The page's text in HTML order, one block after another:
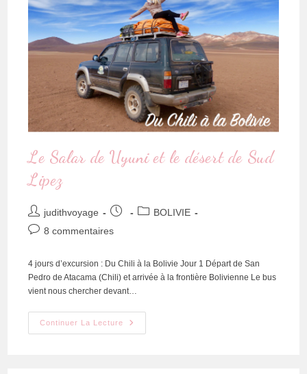
Le Salar de Uyuni et le désert de Sud
Lipez
judithvoyage
BOLIVIE
8 commentaires
4 jours d’excursion : Du Chili à la Bolivie Jour 1 Départ de San
Pedro de Atacama (Chili) et arrivée à la frontière Bolivienne Le bus
vient nous chercher devant…
Continuer La Lecture